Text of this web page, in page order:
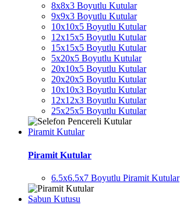
8x8x3 Boyutlu Kutular
9x9x3 Boyutlu Kutular
10x10x5 Boyutlu Kutular
12x15x5 Boyutlu Kutular
15x15x5 Boyutlu Kutular
5x20x5 Boyutlu Kutular
20x10x5 Boyutlu Kutular
20x20x5 Boyutlu Kutular
10x10x3 Boyutlu Kutular
12x12x3 Boyutlu Kutular
25x25x5 Boyutlu Kutular
Piramit Kutular
Piramit Kutular
6.5x6.5x7 Boyutlu Piramit Kutular
Sabun Kutusu